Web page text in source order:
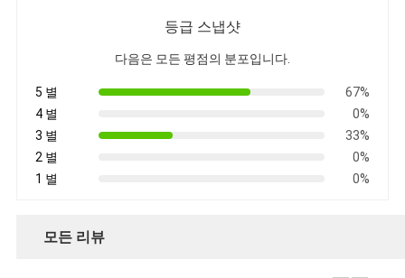
등급 스냅샷
다음은 모든 평점의 분포입니다.
5 별
67%
4 별
0%
3 별
33%
2 별
0%
1 별
0%
모든 리뷰